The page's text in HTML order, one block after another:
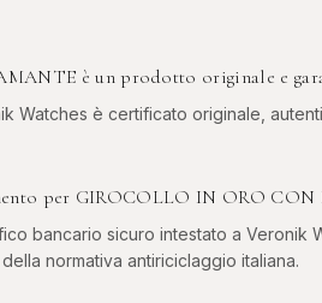
è un prodotto originale e
Watches è certificato originale,
per GIROCOLLO IN ORO CON
bancario sicuro intestato a Veronik
normativa antiriciclaggio italiana.